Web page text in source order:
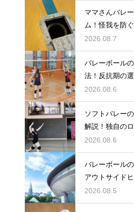
ママさんバレ
ム！怪我を防
ター
2026.08.7
バレーボール
法！反抗期の
のコツ
2026.08.6
ソフトバレー
解説！独自の
定とは
2026.08.6
バレーボール
アウトサイド
る能力
2026.08.5